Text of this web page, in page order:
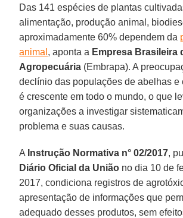
Das 141 espécies de plantas
alimentação, produção animal,
aproximadamente 60% dependem da
animal , aponta a Empresa Brasileira
Agropecuária (Embrapa). A
declínio das populações de abelhas e
é crescente em todo o mundo, o que
organizações a investigar
problema e suas causas.
A Instrução Normativa n° 02/2017,
Diário Oficial da União no dia 10 de
2017, condiciona registros de
apresentação de informações que
adequado desses produtos, sem